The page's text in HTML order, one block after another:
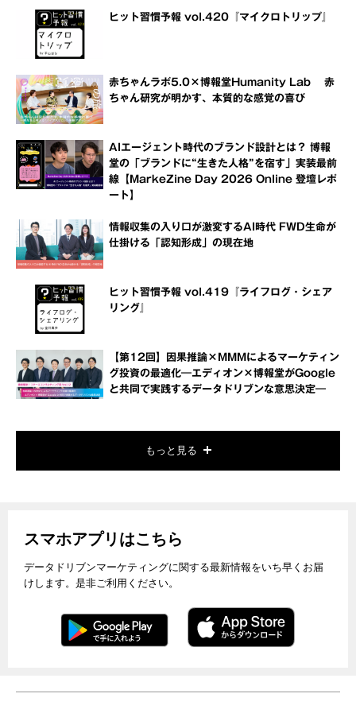
ヒット習慣予報 vol.420『マイクロトリップ』
赤ちゃんラボ5.0×博報堂Humanity Lab 赤
ちゃん研究が明かす、本質的な感覚の喜び
AIエージェント時代のブランド設計とは？ 博報
堂の「ブランドに“生きた人格”を宿す」実装最前
線【MarkeZine Day 2026 Online 登壇レポ
ート】
情報収集の入り口が激変するAI時代 FWD生命が
仕掛ける「認知形成」の現在地
ヒット習慣予報 vol.419『ライフログ・シェア
リング』
【第12回】因果推論×MMMによるマーケティン
グ投資の最適化―エディオン×博報堂がGoogle
と共同で実践するデータドリブンな意思決定―
もっと見る
スマホアプリはこちら
データドリブンマーケティングに関する最新情報をいち早くお届
けします。是非ご利用ください。